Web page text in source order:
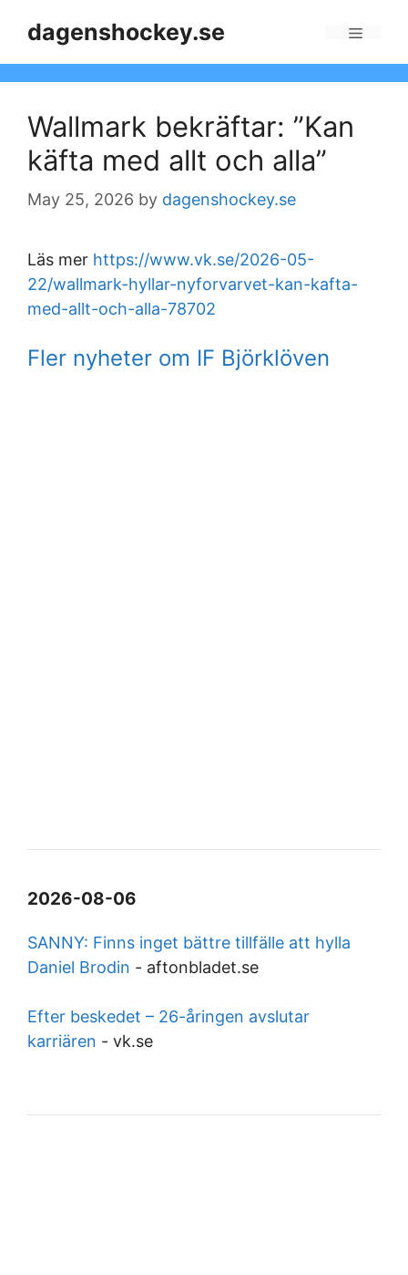
dagenshockey.se
Wallmark bekräftar: ”Kan
käfta med allt och alla”
May 25, 2026 by dagenshockey.se
Läs mer https://www.vk.se/2026-05-
22/wallmark-hyllar-nyforvarvet-kan-kafta-
med-allt-och-alla-78702
Fler nyheter om IF Björklöven
2026-08-06
SANNY: Finns inget bättre tillfälle att hylla
Daniel Brodin - aftonbladet.se
Efter beskedet – 26-åringen avslutar
karriären - vk.se